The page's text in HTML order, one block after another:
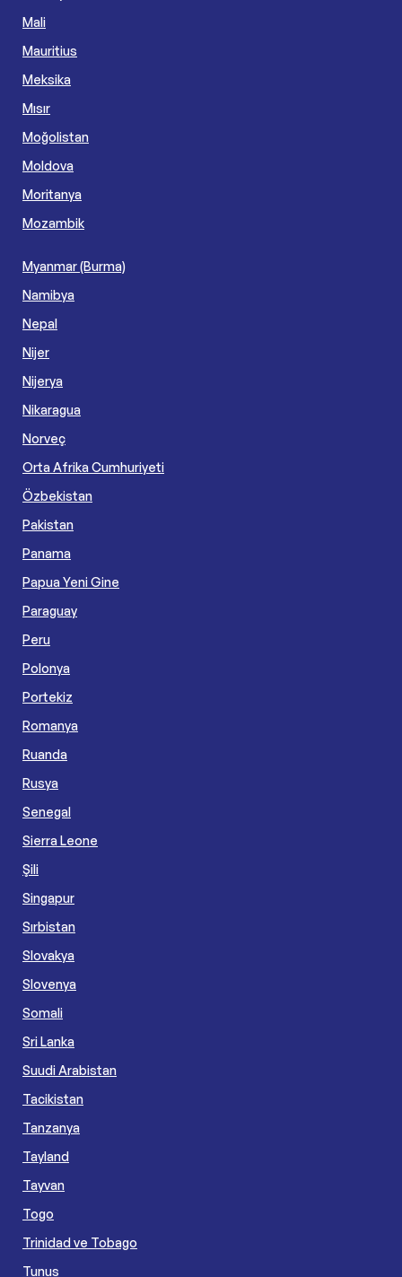
Mali
Mauritius
Meksika
Mısır
Moğolistan
Moldova
Moritanya
Mozambik
Myanmar (Burma)
Namibya
Nepal
Nijer
Nijerya
Nikaragua
Norveç
Orta Afrika Cumhuriyeti
Özbekistan
Pakistan
Panama
Papua Yeni Gine
Paraguay
Peru
Polonya
Portekiz
Romanya
Ruanda
Rusya
Senegal
Sierra Leone
Şili
Singapur
Sırbistan
Slovakya
Slovenya
Somali
Sri Lanka
Suudi Arabistan
Tacikistan
Tanzanya
Tayland
Tayvan
Togo
Trinidad ve Tobago
Tunus